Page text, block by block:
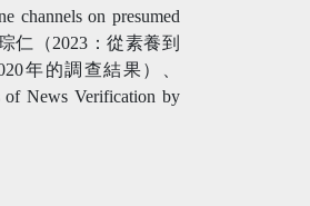
channels on presumed
仁（2023：從素養到
年的調查結果）、
of News Verification by